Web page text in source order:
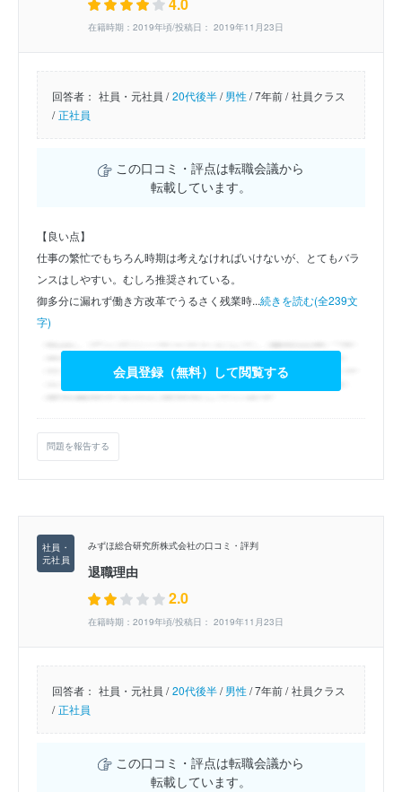
在籍時期：2019年頃/投稿日： 2019年11月23日
回答者： 社員・元社員 / 20代後半/男性/7年前 / 社員クラス
/ 正社員
この口コミ・評点は転職会議から
転載しています。
【良い点】
仕事の繁忙でもちろん時期は考えなければいけないが、とてもバラ
ンスはしやすい。むしろ推奨されている。
御多分に漏れず働き方改革でうるさく残業時...続きを読む(全239文
字)
会員登録（無料）して閲覧する
問題を報告する
みずほ総合研究所株式会社の口コミ・評判
退職理由
2.0
在籍時期：2019年頃/投稿日： 2019年11月23日
回答者： 社員・元社員 / 20代後半/男性/7年前 / 社員クラス
/ 正社員
この口コミ・評点は転職会議から
転載しています。